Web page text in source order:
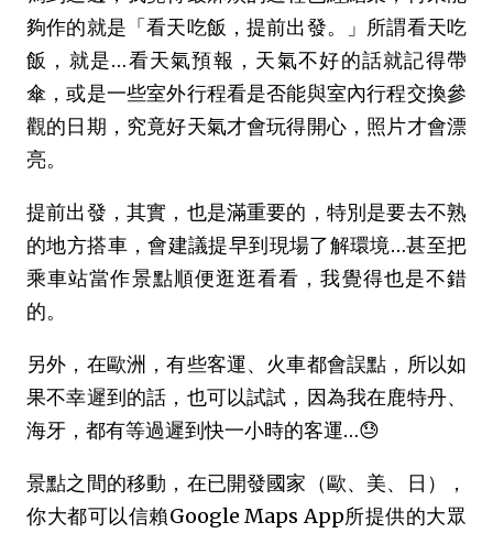
夠作的就是「看天吃飯，提前出發。」所謂看天吃
飯，就是…看天氣預報，天氣不好的話就記得帶
傘，或是一些室外行程看是否能與室內行程交換參
觀的日期，究竟好天氣才會玩得開心，照片才會漂
亮。
提前出發，其實，也是滿重要的，特別是要去不熟
的地方搭車，會建議提早到現場了解環境…甚至把
乘車站當作景點順便逛逛看看，我覺得也是不錯
的。
另外，在歐洲，有些客運、火車都會誤點，所以如
果不幸遲到的話，也可以試試，因為我在鹿特丹、
海牙，都有等過遲到快一小時的客運…😓
景點之間的移動，在已開發國家（歐、美、日），
你大都可以信賴Google Maps App所提供的大眾